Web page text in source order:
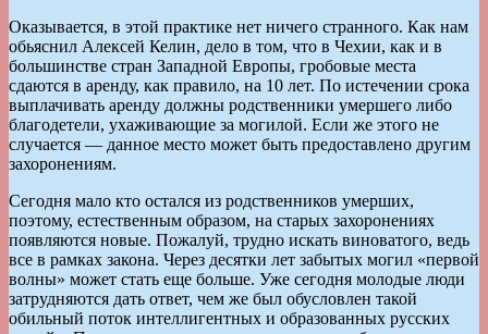
Оказывается, в этой практике нет ничего странного. Как нам
обьяснил Алексей Келин, дело в том, что в Чехии, как и в
большинстве стран Западной Европы, гробовые места
сдаются в аренду, как правило, на 10 лет. По истечении срока
выплачивать аренду должны родственники умершего либо
благодетели, ухаживающие за могилой. Если же этого не
случается — данное место может быть предоставлено другим
захоронениям.
Сегодня мало кто остался из родственников умерших,
поэтому, естественным образом, на старых захоронениях
появляются новые. Пожалуй, трудно искать виноватого, ведь
все в рамках закона. Через десятки лет забытых могил «первой
волны» может стать еще больше. Уже сегодня молодые люди
затрудняются дать ответ, чем же был обусловлен такой
обильный поток интеллигентных и образованных русских